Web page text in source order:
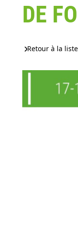
DE
Retour à la